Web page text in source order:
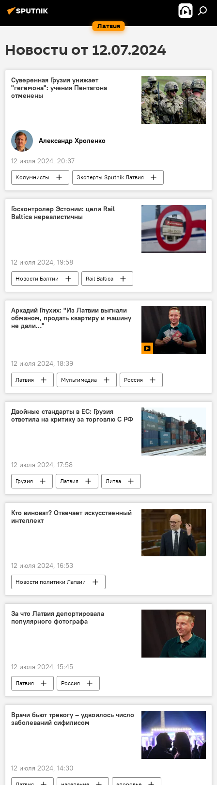
Латвия
Новости от 12.07.2024
Суверенная Грузия унижает
"гегемона": учения Пентагона
отменены
Александр Хроленко
12 июля 2024, 20:37
Колумнисты
Эксперты Sputnik Латвия
Грузия
США
безопасность
военные учения
Госконтролер Эстонии: цели Rail
Baltica нереалистичны
12 июля 2024, 19:58
Новости Балтии
Rail Baltica
Эстония
Аркадий Глухих: "Из Латвии выгнали
обманом, продать квартиру и машину
не дали…"
12 июля 2024, 18:39
Латвия Мультимедиа
Россия
переезд
российские соотечественники
Видео
Двойные стандарты в ЕС: Грузия
ответила на критику за торговлю С РФ
12 июля 2024, 17:58
Грузия Латвия
Литва
Эстония
торговля Россия
Кто виноват? Отвечает искусственный
интеллект
12 июля 2024, 16:53
Новости политики Латвии
Дивный новый мир
искусственный интеллект
Карлис Улманис
Валдис Домбровскис
Артис Пабрикс
За что Латвия депортировала
популярного фотографа
12 июля 2024, 15:45
Латвия
Россия
российские соотечественники
переезд
россияне
Врачи бьют тревогу – удвоилось число
заболеваний сифилисом
12 июля 2024, 14:30